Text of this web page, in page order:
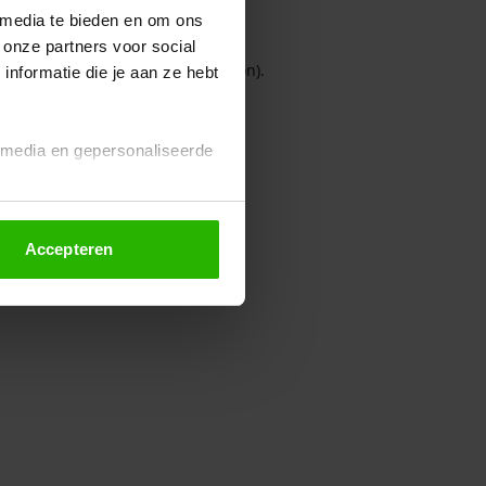
te bieden en om ons
partners voor social
die je aan ze hebt
en gepersonaliseerde
altijd wijzigen of
Accepteren
console for more information).